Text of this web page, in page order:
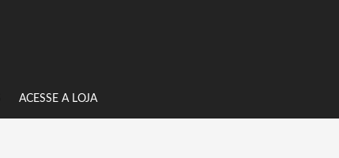
ACESSE A LOJA